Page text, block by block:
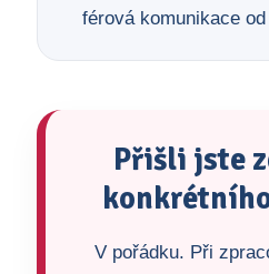
férová komunikace
Přišli jste
V pořádku. Při